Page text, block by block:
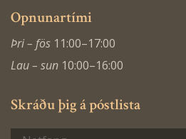
Opnunartími
Þri – fös 11:00–17:00
Lau – sun 10:00–16:00
Skráðu þig á póstlista